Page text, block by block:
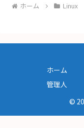
ホーム Linux
ホーム
管理人
©